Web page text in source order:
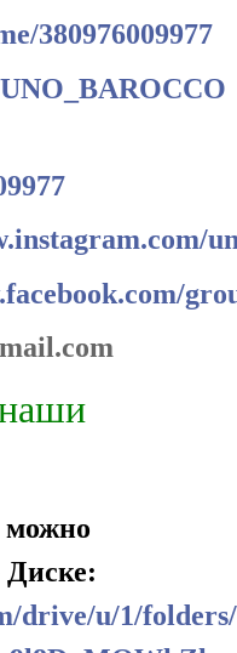
380976009977
можно
Диске:
drive/u/1/